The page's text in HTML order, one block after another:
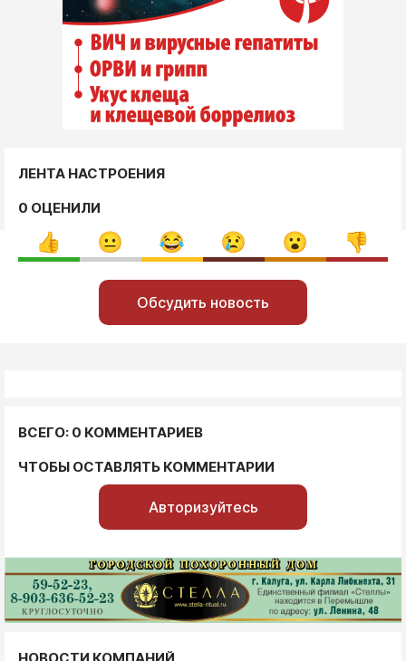
ЛЕНТА НАСТРОЕНИЯ
0 ОЦЕНИЛИ
Обсудить новость
ВСЕГО: 0 КОММЕНТАРИЕВ
ЧТОБЫ ОСТАВЛЯТЬ КОММЕНТАРИИ
Авторизуйтесь